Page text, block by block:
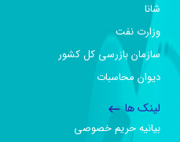
شانا
وزارت نفت
سازمان بازرسی کل کشور
دیوان محاسبات
لینک ها
بیانیه حریم خصوصی